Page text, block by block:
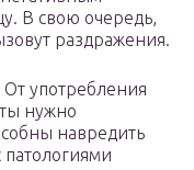
В свою очередь,
раздражения.
От употребления
нужно
навредить